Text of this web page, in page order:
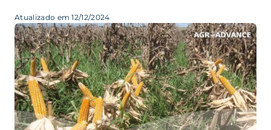
Atualizado em 12/12/2024